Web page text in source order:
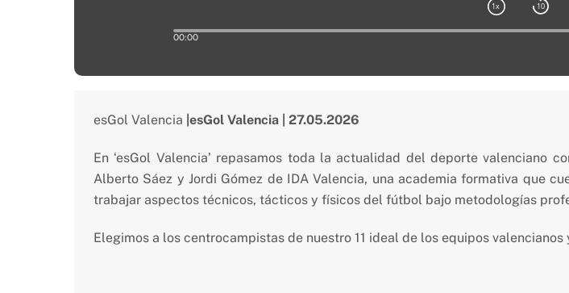
esGol Valencia |esGol Valencia | 27.05.2026
En ‘esGol Valencia’ repasamos toda la actualidad del deporte valenciano
Alberto Sáez y Jordi Gómez de IDA Valencia, una academia formativa que
trabajar aspectos técnicos, tácticos y físicos del fútbol bajo metodologías
Elegimos a los centrocampistas de nuestro 11 ideal de los equipos